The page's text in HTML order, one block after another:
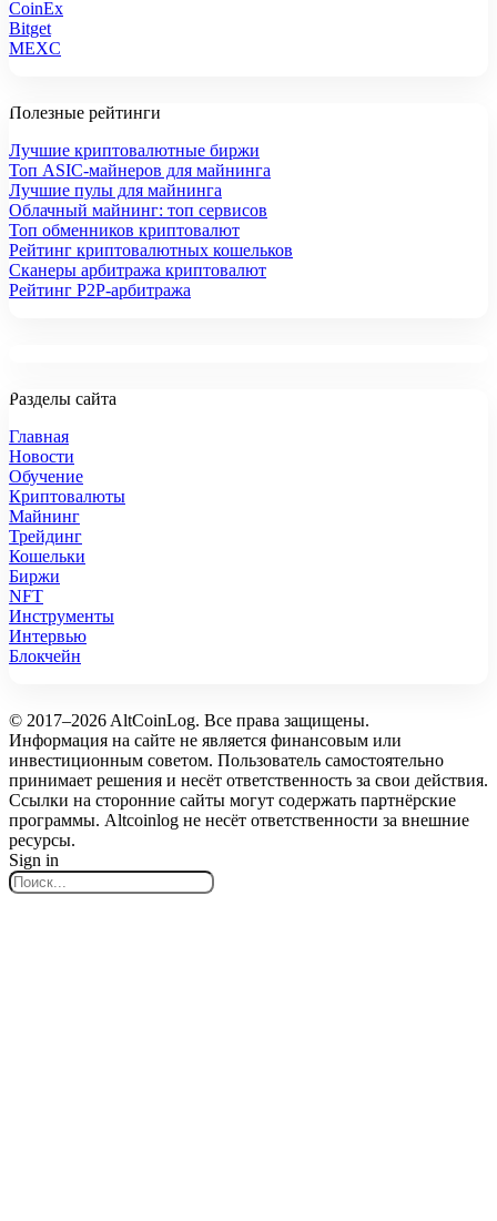
CoinEx
Bitget
MEXC
Полезные рейтинги
Лучшие криптовалютные биржи
Топ ASIC-майнеров для майнинга
Лучшие пулы для майнинга
Облачный майнинг: топ сервисов
Топ обменников криптовалют
Рейтинг криптовалютных кошельков
Сканеры арбитража криптовалют
Рейтинг P2P-арбитража
Разделы сайта
Главная
Новости
Обучение
Криптовалюты
Майнинг
Трейдинг
Кошельки
Биржи
NFT
Инструменты
Интервью
Блокчейн
© 2017–2026 AltCoinLog. Все права защищены.
Информация на сайте не является финансовым или
инвестиционным советом. Пользователь самостоятельно
принимает решения и несёт ответственность за свои действия.
Ссылки на сторонние сайты могут содержать партнёрские
программы. Altcoinlog не несёт ответственности за внешние
ресурсы.
Sign in